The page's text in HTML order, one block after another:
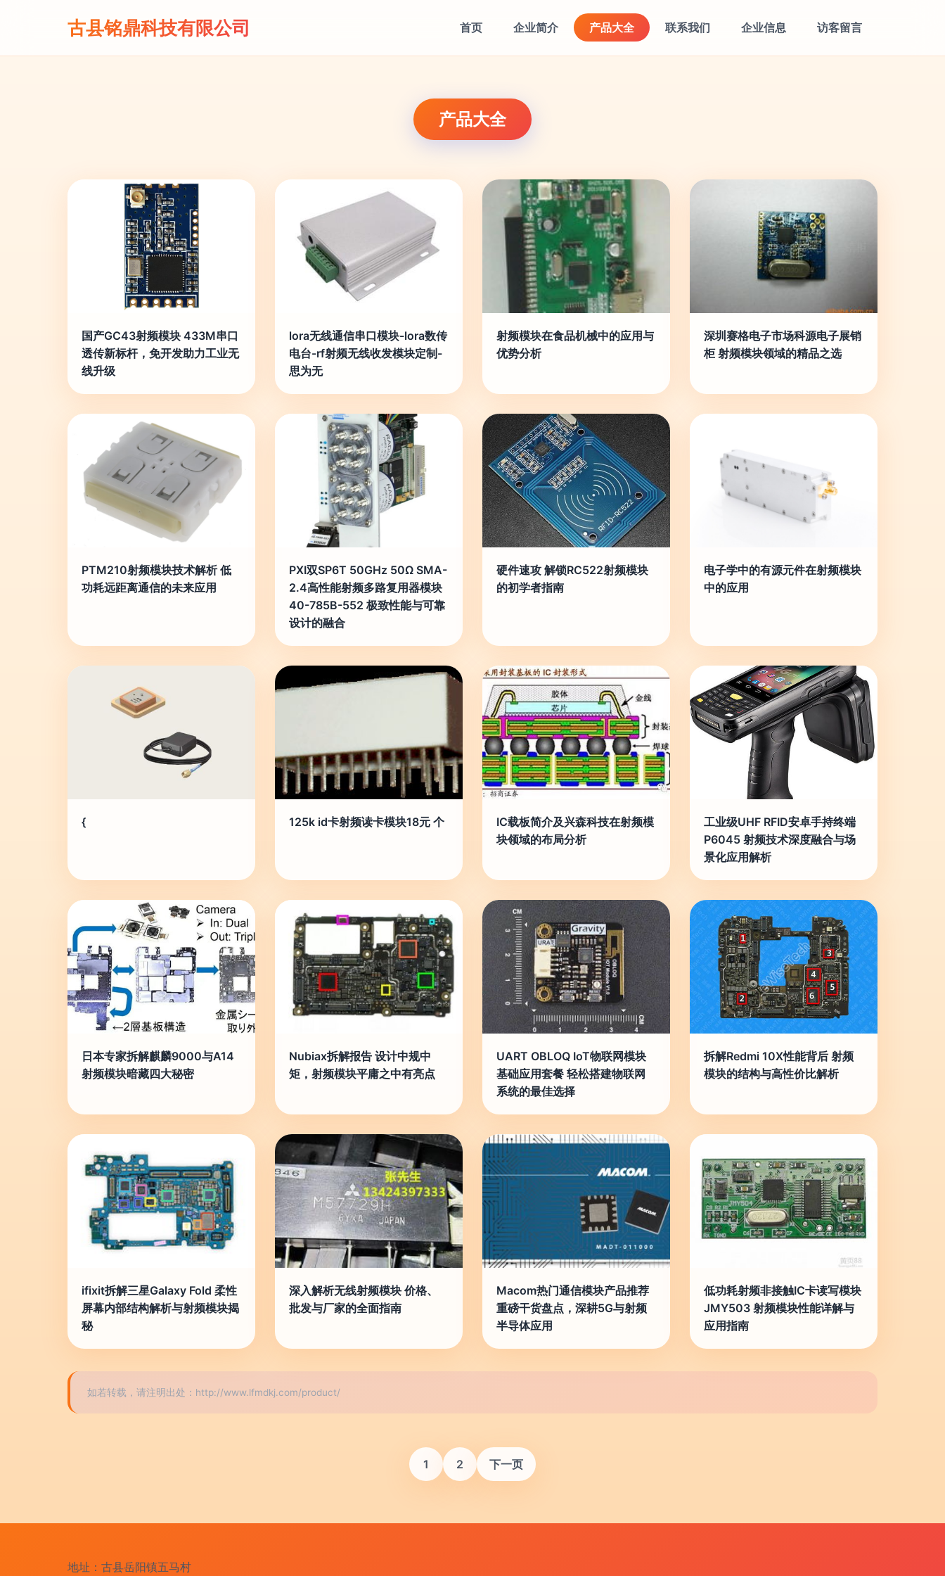
古县铭鼎科技有限公司 首页 企业简介 产品大全 联系我们 企业信息 访客留言
产品大全
国产GC43射频模块 433M串口
透传新标杆，免开发助力工业无
线升级
lora无线通信串口模块-lora数传
电台-rf射频无线收发模块定制-
思为无
射频模块在食品机械中的应用与
优势分析
深圳赛格电子市场科源电子展销
柜 射频模块领域的精品之选
PTM210射频模块技术解析 低
功耗远距离通信的未来应用
PXI双SP6T 50GHz 50Ω SMA-
2.4高性能射频多路复用器模块
40-785B-552 极致性能与可靠
设计的融合
硬件速攻 解锁RC522射频模块
的初学者指南
电子学中的有源元件在射频模块
中的应用
{ 125k id卡射频读卡模块18元 个
IC载板简介及兴森科技在射频模
块领域的布局分析
工业级UHF RFID安卓手持终端
P6045 射频技术深度融合与场
景化应用解析
日本专家拆解麒麟9000与A14
射频模块暗藏四大秘密
Nubiax拆解报告 设计中规中
矩，射频模块平庸之中有亮点
UART OBLOQ IoT物联网模块
基础应用套餐 轻松搭建物联网
系统的最佳选择
拆解Redmi 10X性能背后 射频
模块的结构与高性价比解析
ifixit拆解三星Galaxy Fold 柔性
屏幕内部结构解析与射频模块揭
秘
深入解析无线射频模块 价格、
批发与厂家的全面指南
Macom热门通信模块产品推荐
重磅干货盘点，深耕5G与射频
半导体应用
低功耗射频非接触IC卡读写模块
JMY503 射频模块性能详解与
应用指南
如若转载，请注明出处：http://www.lfmdkj.com/product/
1 2 下一页
地址：古县岳阳镇五马村